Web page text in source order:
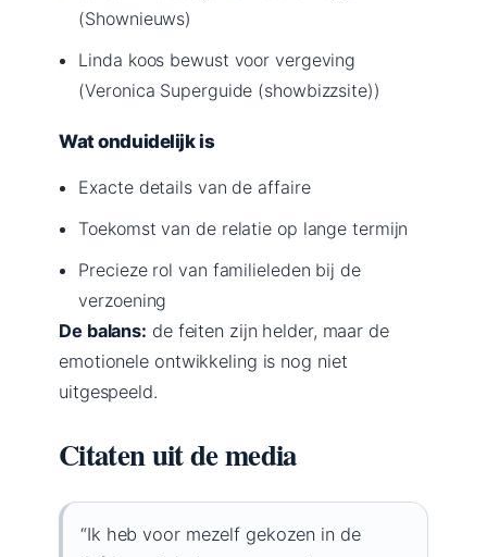
(Shownieuws)
Linda koos bewust voor vergeving
(Veronica Superguide (showbizzsite))
Wat onduidelijk is
Exacte details van de affaire
Toekomst van de relatie op lange termijn
Precieze rol van familieleden bij de
verzoening
De balans: de feiten zijn helder, maar de
emotionele ontwikkeling is nog niet
uitgespeeld.
Citaten uit de media
“Ik heb voor mezelf gekozen in de